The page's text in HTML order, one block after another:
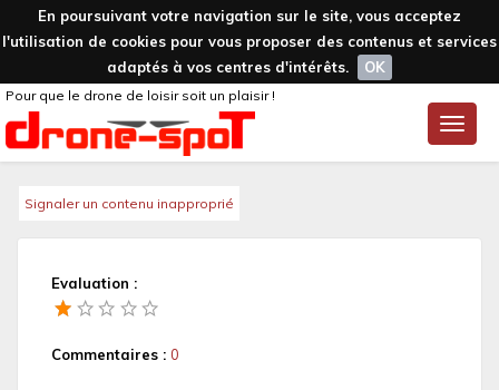
En poursuivant votre navigation sur le site, vous acceptez
l'utilisation de cookies pour vous proposer des contenus et services
adaptés à vos centres d'intérêts.
OK
Toggle
Pour que le drone de loisir soit un plaisir !
Signaler un contenu inapproprié
Evaluation :
Commentaires : 0